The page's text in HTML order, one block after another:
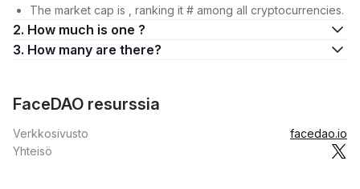
The market cap is , ranking it # among all cryptocurrencies.
2. How much is one ?
3. How many are there?
FaceDAO resurssia
Verkkosivusto
facedao.io
Yhteisö